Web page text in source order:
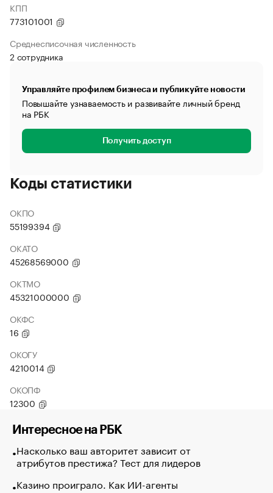
КПП
773101001
Среднесписочная численность
2 сотрудника
Управляйте профилем бизнеса и публикуйте новости
Повышайте узнаваемость и развивайте личный бренд
на РБК
Получить доступ
Коды статистики
ОКПО
55199394
ОКАТО
45268569000
ОКТМО
45321000000
ОКФС
16
ОКОГУ
4210014
ОКОПФ
12300
Интересное на РБК
Насколько ваш авторитет зависит от
атрибутов престижа? Тест для лидеров
Казино проиграло. Как ИИ-агенты